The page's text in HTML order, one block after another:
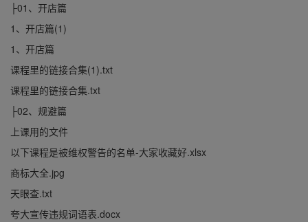
├01、开店篇
1、开店篇(1)
1、开店篇
课程里的链接合集(1).txt
课程里的链接合集.txt
├02、规避篇
上课用的文件
以下课程是被维权警告的名单-大家收藏好.xlsx
商标大全.jpg
天眼查.txt
夸大宣传违规词语表.docx